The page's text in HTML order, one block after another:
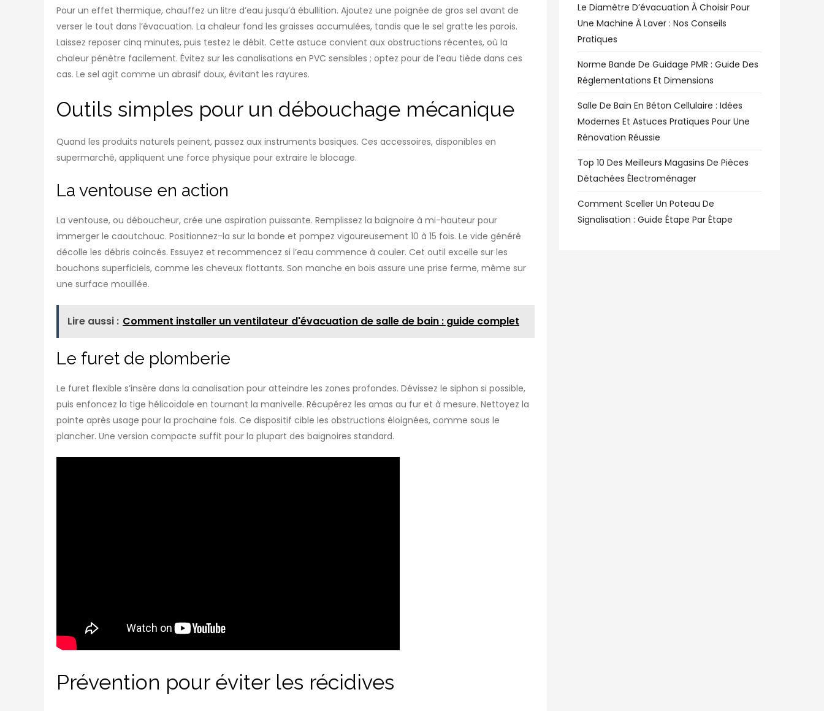
Pour un effet thermique, chauffez un litre d’eau jusqu’à ébullition. Ajoutez une poignée de gros sel avant de
verser le tout dans l’évacuation. La chaleur fond les graisses accumulées, tandis que le sel gratte les parois.
Laissez reposer cinq minutes, puis testez le débit. Cette astuce convient aux obstructions récentes, où la
chaleur pénètre facilement. Évitez sur les canalisations en PVC sensibles ; optez pour de l’eau tiède dans ces
cas. Le sel agit comme un abrasif doux, évitant les rayures.
Outils simples pour un débouchage mécanique
Quand les produits naturels peinent, passez aux instruments basiques. Ces accessoires, disponibles en
supermarché, appliquent une force physique pour extraire le blocage.
La ventouse en action
La ventouse, ou déboucheur, crée une aspiration puissante. Remplissez la baignoire à mi-hauteur pour
immerger le caoutchouc. Positionnez-la sur la bonde et pompez vigoureusement 10 à 15 fois. Le vide généré
décolle les débris coincés. Essuyez et recommencez si l’eau commence à couler. Cet outil excelle sur les
bouchons superficiels, comme les cheveux flottants. Son manche en bois assure une prise ferme, même sur
une surface mouillée.
Lire aussi : Comment installer un ventilateur d'évacuation de salle de bain : guide complet
Le furet de plomberie
Le furet flexible s’insère dans la canalisation pour atteindre les zones profondes. Dévissez le siphon si possible,
puis enfoncez la tige hélicoïdale en tournant la manivelle. Récupérez les amas au fur et à mesure. Nettoyez la
pointe après usage pour la prochaine fois. Ce dispositif cible les obstructions éloignées, comme sous le
plancher. Une version compacte suffit pour la plupart des baignoires standard.
Prévention pour éviter les récidives
Le Diamètre D’évacuation À Choisir Pour
Une Machine À Laver : Nos Conseils
Pratiques
Norme Bande De Guidage PMR : Guide Des
Réglementations Et Dimensions
Salle De Bain En Béton Cellulaire : Idées
Modernes Et Astuces Pratiques Pour Une
Rénovation Réussie
Top 10 Des Meilleurs Magasins De Pièces
Détachées Électroménager
Comment Sceller Un Poteau De
Signalisation : Guide Étape Par Étape